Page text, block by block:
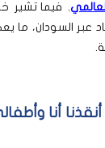
عبر السودان،
أنقذنا أنا